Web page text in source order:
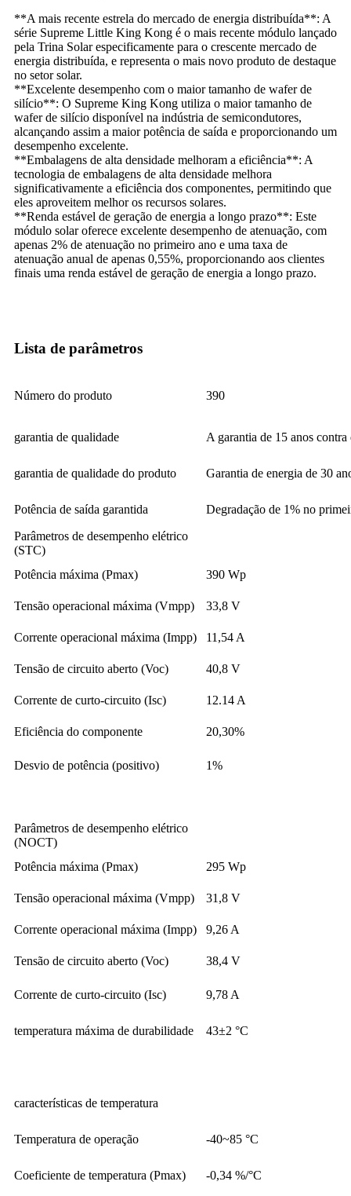
**A mais recente estrela do mercado de energia distribuída**: A
série Supreme Little King Kong é o mais recente módulo lançado
pela Trina Solar especificamente para o crescente mercado de
energia distribuída, e representa o mais novo produto de destaque
no setor solar.
**Excelente desempenho com o maior tamanho de wafer de
silício**: O Supreme King Kong utiliza o maior tamanho de
wafer de silício disponível na indústria de semicondutores,
alcançando assim a maior potência de saída e proporcionando um
desempenho excelente.
**Embalagens de alta densidade melhoram a eficiência**: A
tecnologia de embalagens de alta densidade melhora
significativamente a eficiência dos componentes, permitindo que
eles aproveitem melhor os recursos solares.
**Renda estável de geração de energia a longo prazo**: Este
módulo solar oferece excelente desempenho de atenuação, com
apenas 2% de atenuação no primeiro ano e uma taxa de
atenuação anual de apenas 0,55%, proporcionando aos clientes
finais uma renda estável de geração de energia a longo prazo.
Lista de parâmetros
Número do produto 390
garantia de qualidade A garantia de 15 anos
garantia de qualidade do produto Garantia de energia de 30
Potência de saída garantida
Degradação de 1% no
Parâmetros de desempenho elétrico
(STC)
Potência máxima (Pmax)
390 Wp
Tensão operacional máxima (Vmpp) 33,8 V
Corrente operacional máxima (Impp) 11,54 A
Tensão de circuito aberto (Voc) 40,8 V
Corrente de curto-circuito (Isc) 12.14 A
Eficiência do componente 20,30%
Desvio de potência (positivo) 1%
Parâmetros de desempenho elétrico
(NOCT)
Potência máxima (Pmax)
295 Wp
Tensão operacional máxima (Vmpp) 31,8 V
Corrente operacional máxima (Impp) 9,26 A
Tensão de circuito aberto (Voc) 38,4 V
Corrente de curto-circuito (Isc) 9,78 A
temperatura máxima de durabilidade 43±2 °C
características de temperatura
Temperatura de operação -40~85 °C
Coeficiente de temperatura (Pmax) -0,34 %/°C